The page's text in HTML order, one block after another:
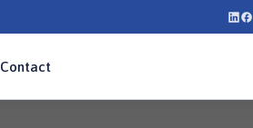
Contact